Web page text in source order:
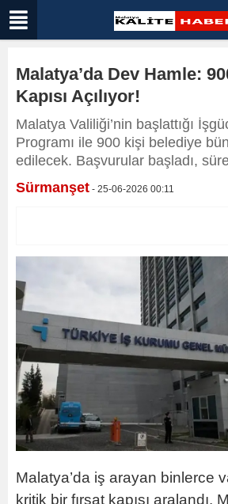
Malatya’da Dev Hamle:
Kapısı Açılıyor!
Malatya Valiliği’nin başlattığı
Programı ile 900 kişi belediye
edilecek. Başvurular başladı,
Sürmanşet - 25-06-2026 00:11
Malatya’da iş arayan binlerce
kritik bir fırsat kapısı aralandı.